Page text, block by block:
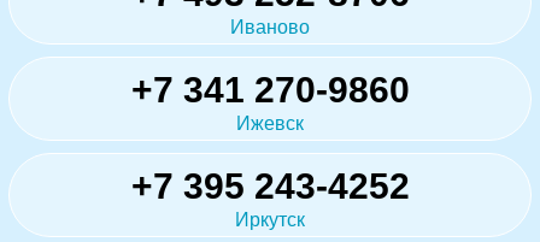
Иваново
+7 341 270-9860
Ижевск
+7 395 243-4252
Иркутск